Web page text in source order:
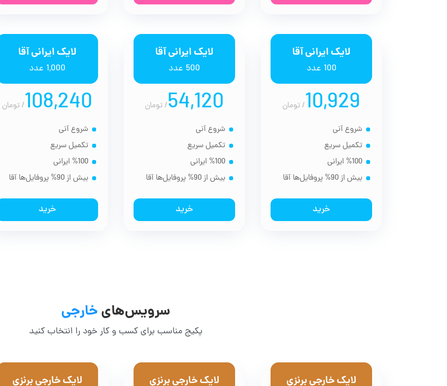
لایک ایرانی آقا
1,000 عدد
108,240
/تومان
شروع آنی
تکمیل سریع
%100 ایرانی
بیش از 90% پروفایل‌ها آقا
خرید
لایک ایرانی آقا
500 عدد
54,120
/ تومان
شروع آنی
تکمیل سریع
%100 ایرانی
بیش از 90% پروفایل‌ها آقا
خرید
لایک ایرانی آقا
100 عدد
10,929
/تومان
شروع آنی
تکمیل سریع
%100 ایرانی
بیش از 90% پروفایل‌ها آقا
خرید
سرویس‌هایخارجی
پکیج مناسب برای کسب و کار خود را انتخاب کنید
لایک خارجی برنزی لایک خارجی برنزی لایک خارجی برنزی